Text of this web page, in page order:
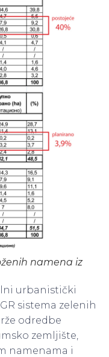
namena iz
urbanistički
sistema zelenih
odredbe
zemljište,
namenama i